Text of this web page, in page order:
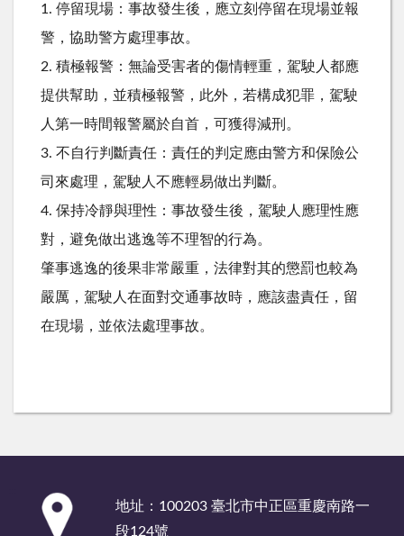
1. 停留現場：事故發生後，應立刻停留在現場並報
警，協助警方處理事故。
2. 積極報警：無論受害者的傷情輕重，駕駛人都應
提供幫助，並積極報警，此外，若構成犯罪，駕駛
人第一時間報警屬於自首，可獲得減刑。
3. 不自行判斷責任：責任的判定應由警方和保險公
司來處理，駕駛人不應輕易做出判斷。
4. 保持冷靜與理性：事故發生後，駕駛人應理性應
對，避免做出逃逸等不理智的行為。
肇事逃逸的後果非常嚴重，法律對其的懲罰也較為
嚴厲，駕駛人在面對交通事故時，應該盡責任，留
在現場，並依法處理事故。
地址：100203 臺北市中正區重慶南路一
段124號